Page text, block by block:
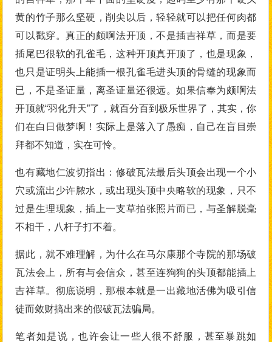
黄的竹子那么坚硬，削尖以后，轻轻就可以把任何肉都
可以戳穿。真正的颇啊法开顶，不是插吉祥草，而是要
插尾巴很软的孔雀毛，这种开顶真开顶了，也是现象，
也只是证明头上能插一根孔雀毛进头顶的骨缝的现象而
已，不是圣证量，离圣证量还很远。如果信奉为颇啊法
开顶就“羽化升天”了，就百分百到极乐世界了，其实，你
们在白日做梦啊！实际上是落入了愚痴，自己在盲目崇
拜都不知道，实在可怜。
也有藏地仁波切指出：修破瓦法最后头顶会出现一个小
穴或流出少许脓水，或出现头顶中央略软的现象，只不
过是生理现象，插上一支草拍张照片而已，与圣解脱毫
不相干，八杆子打不着。
据此，就不难理解，为什么在马尔康那个寺院的那场破
瓦法会上，所有与会信众，甚至连狗狗的头顶都能插上
吉祥草。彻底说明，那根本就是一出藏地活佛为吸引信
徒而敛财搞出来的假破瓦法骗局。
笔者如是说，也许会让一些人很不舒服，甚至暴跳如